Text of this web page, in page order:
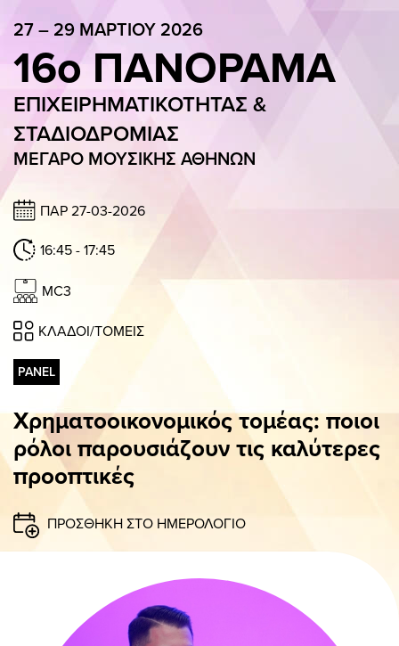
GALLERY
ΠΑΝΟΡΑΜΑ APP
ΓΙΑ ΕΠΙΧΕΙΡΗΣΕΙΣ
ΣΥΜΜΕΤΟΧΗ ΕΠΙΧΕΙΡΗΣΗΣ
16ο ΠΑΝΟΡΑΜΑ
ΕΠΙΧΕΙΡΗΜΑΤΙΚΟΤΗΤΑΣ &
ΜΕΓΑΡΟ ΜΟΥΣΙΚΗΣ ΑΘΗΝΩΝ
ΠΑΡ 13:00 – 20:15 / ΣΑΒ 11:30 – 19:00 / ΚΥΡ 11:30 – 20:00
OΜΙΛΗΤΕΣ ΠΡΟΓΡΑΜΜΑ
27 – 29 ΜΑΡΤΙΟΥ 2026
16ο ΠΑΝΟΡΑΜΑ
ΕΠΙΧΕΙΡΗΜΑΤΙΚΟΤΗΤΑΣ &
ΣΤΑΔΙΟΔΡΟΜΙΑΣ
ΜΕΓΑΡΟ ΜΟΥΣΙΚΗΣ ΑΘΗΝΩΝ
ΠΑΡ 27-03-2026
16:45 - 17:45
MC3
ΚΛΑΔΟΙ/ΤΟΜΕΙΣ
PANEL
Χρηματοοικονομικός τομέας: ποιοι
ρόλοι παρουσιάζουν τις καλύτερες
προοπτικές
ΠΡΟΣΘΗΚΗ ΣΤΟ ΗΜΕΡΟΛΟΓΙΟ